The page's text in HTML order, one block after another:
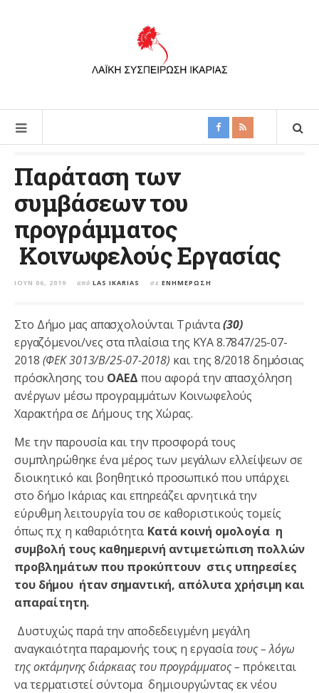
Παράταση των
συμβάσεων του
προγράμματος
Κοινωφελούς Εργασίας
ΙΟΎΝ 06, 2019 από LAS IKARIAS σε ΕΝΗΜΈΡΩΣΗ
Στο Δήμο μας απασχολούνται Τριάντα(30)
εργαζόμενοι/νες στα πλαίσια της ΚΥΑ 8.7847/25-07-
2018 (ΦΕΚ 3013/B/25-07-2018) και της 8/2018 δημόσιας
πρόσκλησης του ΟΑΕΔ που αφορά την απασχόληση
ανέργων μέσω προγραμμάτων Κοινωφελούς
Χαρακτήρα σε Δήμους της Χώρας.
Με την παρουσία και την προσφορά τους
συμπληρώθηκε ένα μέρος των μεγάλων ελλείψεων σε
διοικητικό και βοηθητικό προσωπικό που υπάρχει
στο δήμο Ικάριας και επηρεάζει αρνητικά την
εύρυθμη λειτουργία του σε καθοριστικούς τομείς
όπως π.χ η καθαριότητα. Κατά κοινή ομολογία η
συμβολή τους καθημερινή αντιμετώπιση πολλών
προβλημάτων που προκύπτουν στις υπηρεσίες
του δήμου ήταν σημαντική, απόλυτα χρήσιμη και
απαραίτητη.
Δυστυχώς παρά την αποδεδειγμένη μεγάλη
αναγκαιότητα παραμονής τους η εργασίατους – λόγω
της οκτάμηνης διάρκειας του προγράμματος – πρόκειται
να τερματιστεί σύντομα δημιουργώντας εκ νέου